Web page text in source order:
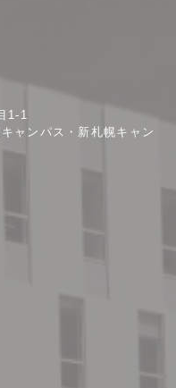
1-1
ャンパス・新札幌キャン